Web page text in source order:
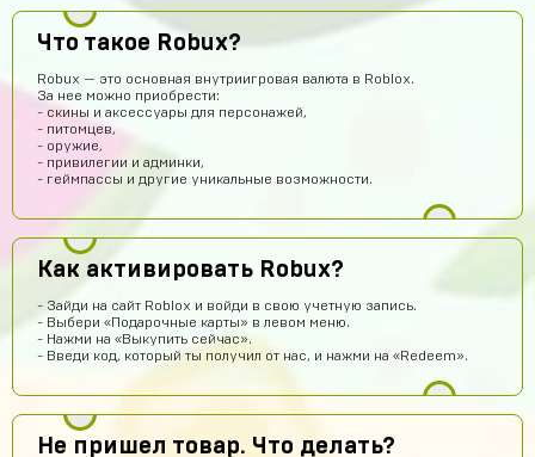
Что такое Robux?
Robux — это основная внутриигровая валюта в Roblox.
За нее можно приобрести:
- скины и аксессуары для персонажей,
- питомцев,
- оружие,
- привилегии и админки,
- геймпассы и другие уникальные возможности.
Как активировать Robux?
- Зайди на сайт Roblox и войди в свою учетную запись.
- Выбери «Подарочные карты» в левом меню.
- Нажми на «Выкупить сейчас».
- Введи код, который ты получил от нас, и нажми на «Redeem».
Не пришел товар. Что делать?
Пацаны сайт рили робит! Взял гемов длали промокод
вел в гугл плей и все пришло! Я апж не поверил
и ахуел что за такую цену не наебали
Кирилл Иванов
ой *работает*
dranik
спс
Пэндлтон Джонс
Сайт просто топ
Всё прекрасно робит аккаунт топчик))